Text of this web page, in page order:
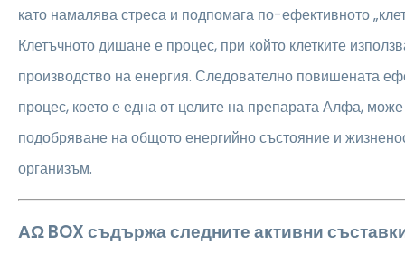
като намалява стреса и подпомага по-ефективното
Клетъчното дишане е процес, при който клетките
производство на енергия. Следователно повишената
процес, което е една от целите на препарата Алфа,
подобряване на общото енергийно състояние и
организъм.
ΑΩ BOX съдържа следните активни